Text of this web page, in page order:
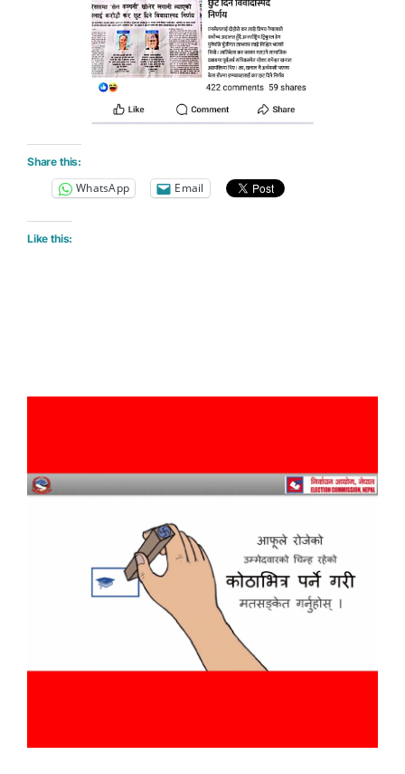
Share this:
WhatsApp Email
Like this: